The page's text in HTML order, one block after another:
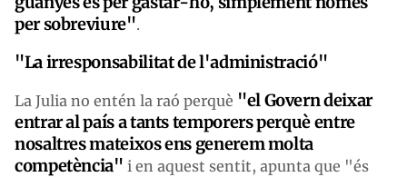
per sobreviure".
"La irresponsabilitat de l'administració"
La Julia no entén la raó perquè "el Govern deixar
entrar al país a tants temporers perquè entre
nosaltres mateixos ens generem molta
competència" i en aquest sentit, apunta que "és